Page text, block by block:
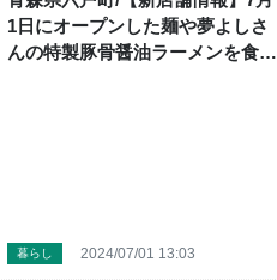
1日にオープンした麺や夢よしさ
んの特製豚骨醤油ラーメンを食べ
暮らし 2024/07/01 13:03